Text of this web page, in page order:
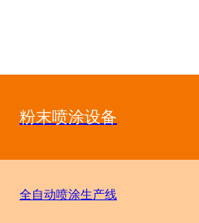
粉末喷涂设备
全自动喷涂生产线